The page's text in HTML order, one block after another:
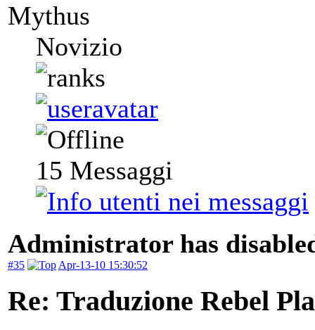
Mythus
Novizio
15 Messaggi
Administrator has
#35 Apr-13-10 15:30:52
Re: Traduzione Rebel